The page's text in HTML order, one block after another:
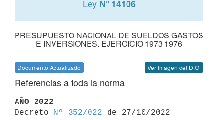
Ley N° 14106
PRESUPUESTO NACIONAL DE SUELDOS GASTOS
E INVERSIONES. EJERCICIO 1973 1976
Documento Actualizado Ver Imagen del D.O.
Referencias a toda la norma
AÑO 2022
Decreto
Nº 352/022 de 27/10/2022